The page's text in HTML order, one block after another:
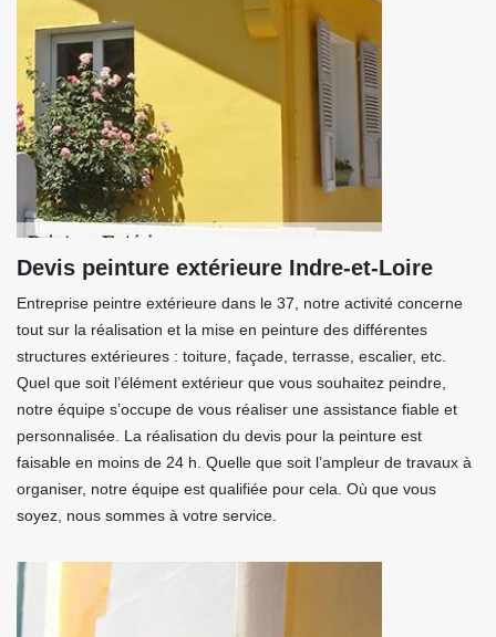
Devis peinture extérieure Indre-et-Loire
Entreprise peintre extérieure dans le 37, notre activité concerne
tout sur la réalisation et la mise en peinture des différentes
structures extérieures : toiture, façade, terrasse, escalier, etc.
Quel que soit l’élément extérieur que vous souhaitez peindre,
notre équipe s’occupe de vous réaliser une assistance fiable et
personnalisée. La réalisation du devis pour la peinture est
faisable en moins de 24 h. Quelle que soit l’ampleur de travaux à
organiser, notre équipe est qualifiée pour cela. Où que vous
soyez, nous sommes à votre service.